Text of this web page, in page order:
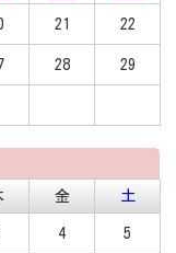
21 22
28 29
金 土
4 5